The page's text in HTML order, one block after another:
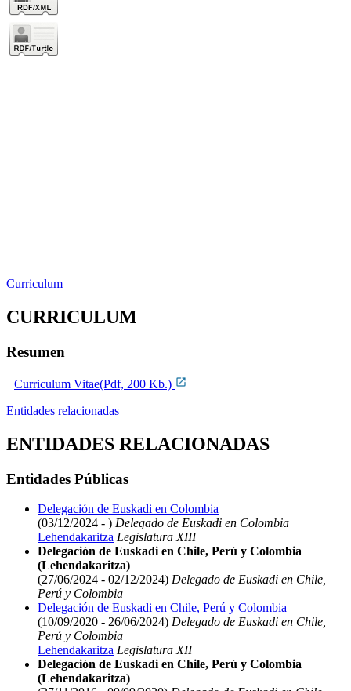
Curriculum
CURRICULUM
Resumen
Curriculum Vitae(Pdf, 200 Kb.)
Entidades relacionadas
ENTIDADES RELACIONADAS
Entidades Públicas
Delegación de Euskadi en Colombia
(03/12/2024 - ) Delegado de Euskadi en Colombia
Lehendakaritza Legislatura XIII
Delegación de Euskadi en Chile, Perú y Colombia
(Lehendakaritza)
(27/06/2024 - 02/12/2024) Delegado de Euskadi en Chile,
Perú y Colombia
Delegación de Euskadi en Chile, Perú y Colombia
(10/09/2020 - 26/06/2024) Delegado de Euskadi en Chile,
Perú y Colombia
Lehendakaritza Legislatura XII
Delegación de Euskadi en Chile, Perú y Colombia
(Lehendakaritza)